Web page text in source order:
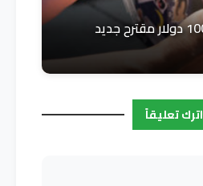
ترامب على ورقة الـ100 دولار مقترح جديد
اترك تعليقاً